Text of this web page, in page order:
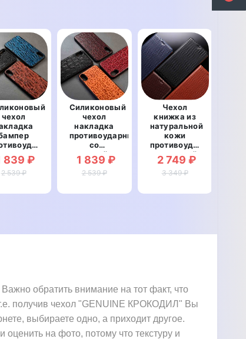
чехол
со
из
P30
839 ₽
2 539 ₽
Силиконовый
чехол
накладка
противоударный
со
вставкой из
натуральной
кожи для
"GENUINE
1 839 ₽
2 539 ₽
Чехол
книжка из
натуральной
кожи
противоударный
магнитный
для Huawei
P30
2 749 ₽
3 349 ₽
обратить внимание на тот факт, что
получив чехол "GENUINE КРОКОДИЛ" Вы
выбираете одно, а приходит другое.
на фото, потому что текстуру и